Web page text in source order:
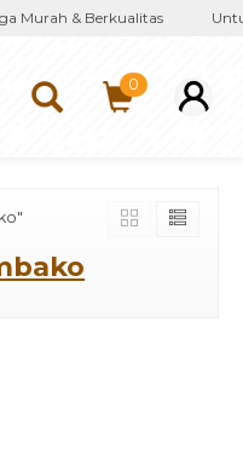
Murah & Berkualitas
0